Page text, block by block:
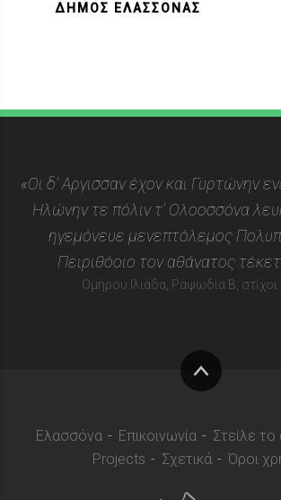
ΔΗΜΟΣ ΕΛΑΣΣΟΝΑΣ
«Οι δ’ Αργισσαν έχον και Γυρτώνην
Ηλώνην τε πόλιν τ’ Ολοοσσόνα
ηγεμόνευε μενεπτόλεμος
Πειριθόοιο τον αθάνατος
Ομήρου Ιλιάδα, Ραψωδία Β, στίχοι
Ελασσόνα Επικοινωνία
Στείλε
Projects
Σχετικά Όροι